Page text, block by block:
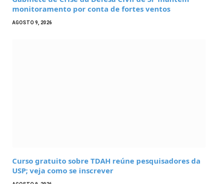
monitoramento por conta de fortes ventos
AGOSTO 9, 2026
Curso gratuito sobre TDAH reúne pesquisadores da
USP; veja como se inscrever